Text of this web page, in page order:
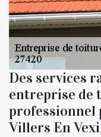
Des services
entreprise de
professionnel
Villers En